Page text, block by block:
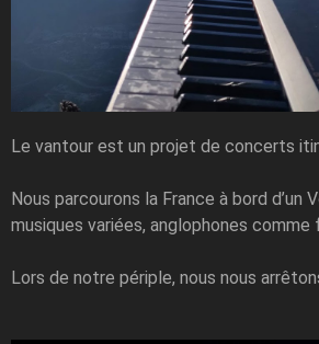
Le vantour est un projet de concerts
Nous parcourons la France à bord
musiques variées, anglophones comme
Lors de notre périple, nous nous